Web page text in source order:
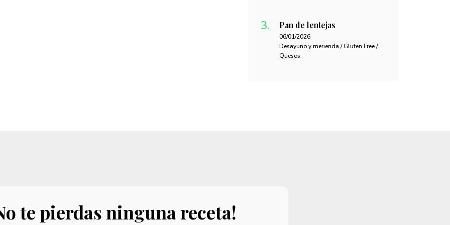
Pan de lentejas
06/01/2026
Desayuno y merienda / Gluten Free /
Quesos
te pierdas ninguna receta!